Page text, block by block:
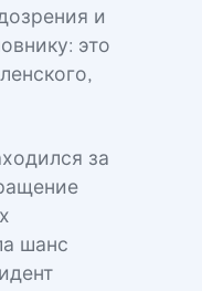
и
это
за
шанс